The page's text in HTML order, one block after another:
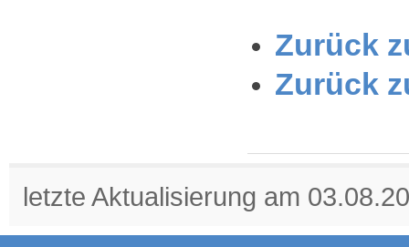
Zurück
Zurück
letzte Aktualisierung am